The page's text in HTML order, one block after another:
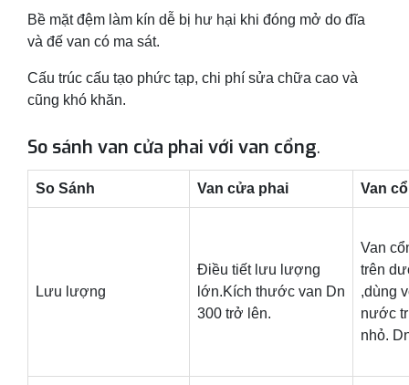
Bề mặt đệm làm kín dễ bị hư hại khi đóng mở do đĩa
và đế van có ma sát.
Cấu trúc cấu tạo phức tạp, chi phí sửa chữa cao và
cũng khó khăn.
So sánh van cửa phai với van cổng.
So Sánh Van cửa phai Van
Lưu lượng
Điều tiết lưu lượng
lớn.Kích thước van Dn
300 trở lên.
Van
trên
,dùng
nước
nhỏ.